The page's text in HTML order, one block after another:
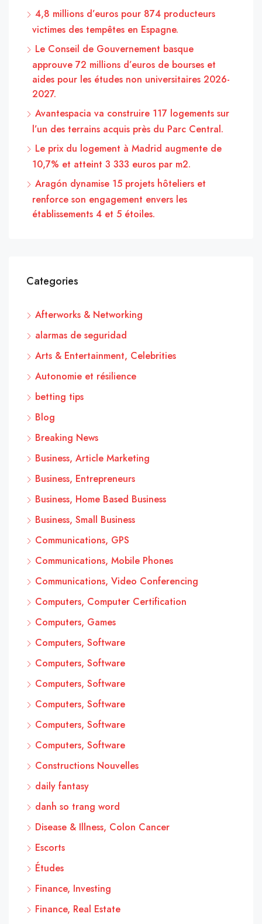
4,8 millions d’euros pour 874 producteurs
victimes des tempêtes en Espagne.
Le Conseil de Gouvernement basque
approuve 72 millions d’euros de bourses et
aides pour les études non universitaires 2026-
2027.
Avantespacia va construire 117 logements sur
l’un des terrains acquis près du Parc Central.
Le prix du logement à Madrid augmente de
10,7% et atteint 3 333 euros par m2.
Aragón dynamise 15 projets hôteliers et
renforce son engagement envers les
établissements 4 et 5 étoiles.
Categories
Afterworks & Networking
alarmas de seguridad
Arts & Entertainment, Celebrities
Autonomie et résilience
betting tips
Blog
Breaking News
Business, Article Marketing
Business, Entrepreneurs
Business, Home Based Business
Business, Small Business
Communications, GPS
Communications, Mobile Phones
Communications, Video Conferencing
Computers, Computer Certification
Computers, Games
Computers, Software
Computers, Software
Computers, Software
Computers, Software
Computers, Software
Computers, Software
Constructions Nouvelles
daily fantasy
danh so trang word
Disease & Illness, Colon Cancer
Escorts
Études
Finance, Investing
Finance, Real Estate